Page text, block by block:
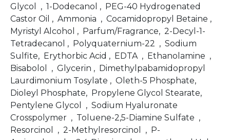
Glycol , 1-Dodecanol , PEG-40 Hydrogenated
Castor Oil , Ammonia , Cocamidopropyl Betaine ,
Myristyl Alcohol , Parfum/Fragrance, 2-Decyl-1-
Tetradecanol , Polyquaternium-22 , Sodium
Sulfite, Erythorbic Acid , EDTA , Ethanolamine ,
Bisabolol , Glycerin , Dimethylpabamidopropyl
Laurdimonium Tosylate , Oleth-5 Phosphate,
Dioleyl Phosphate, Propylene Glycol Stearate,
Pentylene Glycol , Sodium Hyaluronate
Crosspolymer , Toluene-2,5-Diamine Sulfate ,
Resorcinol , 2-Methylresorcinol , P-